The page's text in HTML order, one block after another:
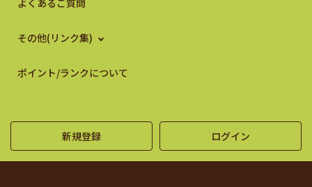
よくあるご質問
その他(リンク集)
ポイント/ランクについて
新規登録 ログイン